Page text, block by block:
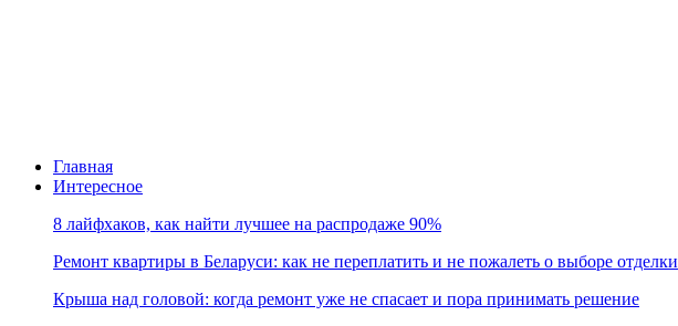
Главная
Интересное
8 лайфхаков, как найти лучшее на распродаже 90%
Ремонт квартиры в Беларуси: как не переплатить и не пожалеть о выборе отделки
Крыша над головой: когда ремонт уже не спасает и пора принимать решение